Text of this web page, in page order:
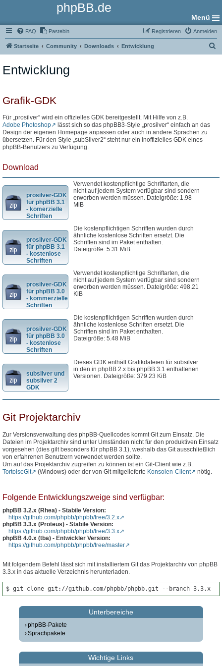
phpBB.de
Menü
FAQ Pastebin Anmelden
Registrieren
Startseite Community Downloads Entwicklung
Entwicklung
Grafik-GDK
Für „prosilver“ wird ein offizielles GDK bereitgestellt. Mit Hilfe von z.B.
Adobe Photoshop
lässt sich so das phpBB3-Style „prosilver“ einfach an das
Design der eigenen Homepage anpassen oder auch in andere Sprachen zu
übersetzen. Für den Style „subSilver2“ steht nur ein inoffizielles GDK eines
phpBB-Benutzers zu Verfügung.
Download
prosilver-GDK
für phpBB 3.1
- komerzielle
Schriften
Verwendet kostenpflichtige Schriftarten, die
nicht auf jedem System verfügbar sind sondern
erworben werden müssen. Dateigröße: 1.98
MiB
prosilver-GDK
für phpBB 3.1
- kostenlose
Schriften
Die kostenpflichtigen Schriften wurden durch
ähnliche kostenlose Schriften ersetzt. Die
Schriften sind im Paket enthalten.
Dateigröße: 5.31 MiB
prosilver-GDK
für phpBB 3.0
- kommerzielle
Schriften
Verwendet kostenpflichtige Schriftarten, die
nicht auf jedem System verfügbar sind sondern
erworben werden müssen. Dateigröße: 498.21
KiB
prosilver-GDK
für phpBB 3.0
- kostenlose
Schriften
Die kostenpflichtigen Schriften wurden durch
ähnliche kostenlose Schriften ersetzt. Die
Schriften sind im Paket enthalten.
Dateigröße: 5.48 MiB
subsilver und
subsilver 2
GDK
Dieses GDK enthält Grafikdateien für subsilver
in den in phpBB 2.x bis phpBB 3.1 enthaltenen
Versionen. Dateigröße: 379.23 KiB
Git Projektarchiv
Zur Versionsverwaltung des phpBB-Quellcodes kommt Git zum Einsatz. Die
Dateien im Projektarchiv sind unter Umständen nicht für den produktiven Einsatz
vorgesehen (dies gilt besonders für phpBB 3.1), weshalb das Git ausschließlich
von erfahrenen Benutzern verwendet werden sollte.
Um auf das Projektarchiv zugreifen zu können ist ein Git-Client wie z.B.
TortoiseGit
(Windows) oder der von Git mitgelieferte Konsolen-Client nötig.
Folgende Entwicklungszweige sind verfügbar:
phpBB 3.2.x (Rhea) - Stabile Version:
https://github.com/phpbb/phpbb/tree/3.2.x
phpBB 3.3.x (Proteus) - Stabile Version:
https://github.com/phpbb/phpbb/tree/3.3.x
phpBB 4.0.x (tba) - Entwickler Version:
https://github.com/phpbb/phpbb/tree/master
Mit folgendem Befehl lässt sich mit installiertem Git das Projektarchiv von phpBB
3.3.x in das aktuelle Verzeichnis herunterladen.
$ git clone git://github.com/phpbb/phpbb.git --branch 3.3.x
Unterbereiche
phpBB-Pakete
Sprachpakete
Wichtige Links